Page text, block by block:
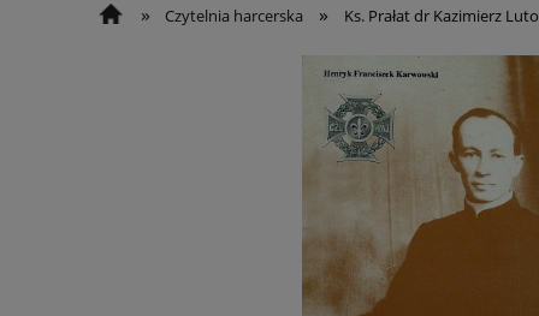
» Czytelnia harcerska » Ks. Prałat dr Kazimierz